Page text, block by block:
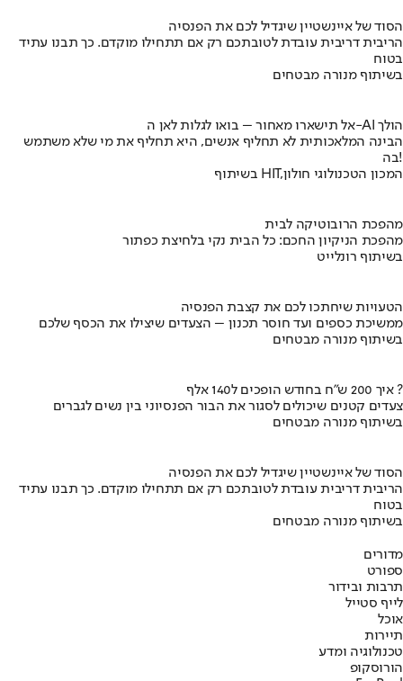
הסוד של איינשטיין שיגדיל לכם את הפנסיה
הריבית דריבית עובדת לטובתכם רק אם תתחילו מוקדם. כך תבנו עתיד
בטוח
בשיתוף מנורה מבטחים
אל תישארו מאחור – בואו לגלות לאן ה-AI הולך
הבינה המלאכותית לא תחליף אנשים, היא תחליף את מי שלא משתמש
בה!
בשיתוף HIT,המכון הטכנולוגי חולון
מהפכת הרובוטיקה לבית
מהפכת הניקיון החכם: כל הבית נקי בלחיצת כפתור
בשיתוף רונלייט
הטעויות שיחתכו לכם את קצבת הפנסיה
ממשיכת כספים ועד חוסר תכנון – הצעדים שיצילו את הכסף שלכם
בשיתוף מנורה מבטחים
איך 200 ש"ח בחודש הופכים ל140 אלף ?
צעדים קטנים שיכולים לסגור את הבור הפנסיוני בין נשים לגברים
בשיתוף מנורה מבטחים
הסוד של איינשטיין שיגדיל לכם את הפנסיה
הריבית דריבית עובדת לטובתכם רק אם תתחילו מוקדם. כך תבנו עתיד
בטוח
בשיתוף מנורה מבטחים
מדורים
ספורט
תרבות ובידור
לייף סטייל
אוכל
תיירות
טכנולוגיה ומדע
הורוסקופ